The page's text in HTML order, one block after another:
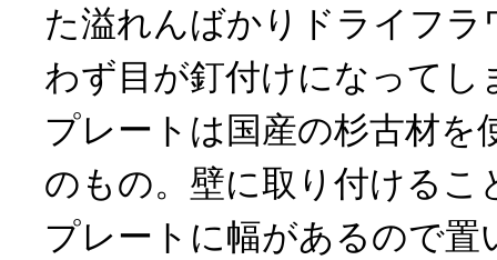
た溢れんばかりドライフラ
わず目が釘付けになってし
プレートは国産の杉古材を
のもの。壁に取り付けるこ
プレートに幅があるので置